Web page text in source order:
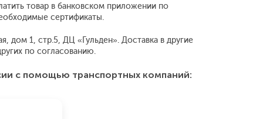
товар в банковском приложении по
сертификаты.
дом 1, стр.5, ДЦ «Гульден». Доставка в другие
по согласованию.
с помощью транспортных компаний: